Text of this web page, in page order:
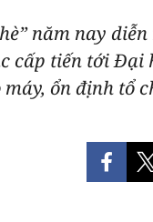
năm nay
cấp tiến tới
ổn định tổ